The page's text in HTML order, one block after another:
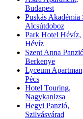
Budapest
Puskás Akadémia
Alcsútdoboz
Park Hotel Hévíz,
Hévíz
Szent Anna
Berkenye
Lyceum
Pécs
Hotel Touring,
Nagykanizsa
Hegyi Panzió,
Szilvásvárad